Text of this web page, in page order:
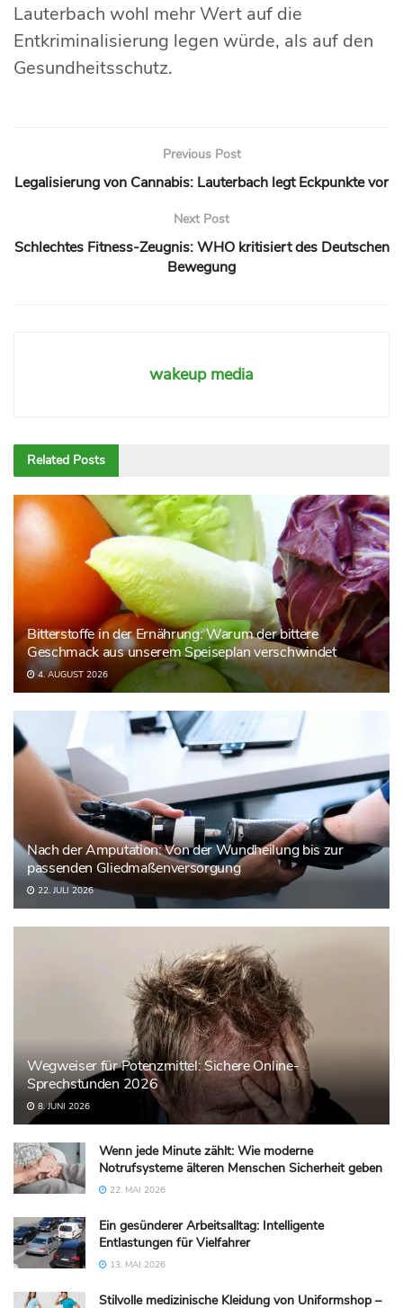
Lauterbach wohl mehr Wert auf die
Entkriminalisierung legen würde, als auf den
Gesundheitsschutz.
Previous Post
Legalisierung von Cannabis: Lauterbach legt Eckpunkte vor
Next Post
Schlechtes Fitness-Zeugnis: WHO kritisiert des Deutschen
Bewegung
wakeup media
Related Posts
Bitterstoffe in der Ernährung: Warum der bittere
Geschmack aus unserem Speiseplan verschwindet
4. AUGUST 2026
Nach der Amputation: Von der Wundheilung bis zur
passenden Gliedmaßenversorgung
22. JULI 2026
Wegweiser für Potenzmittel: Sichere Online-
Sprechstunden 2026
8. JUNI 2026
Wenn jede Minute zählt: Wie moderne
Notrufsysteme älteren Menschen Sicherheit geben
22. MAI 2026
Ein gesünderer Arbeitsalltag: Intelligente
Entlastungen für Vielfahrer
13. MAI 2026
Stilvolle medizinische Kleidung von Uniformshop –